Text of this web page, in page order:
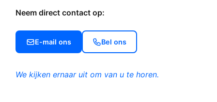
Neem direct contact op:
E-mail ons Bel ons
We kijken ernaar uit om van u te horen.